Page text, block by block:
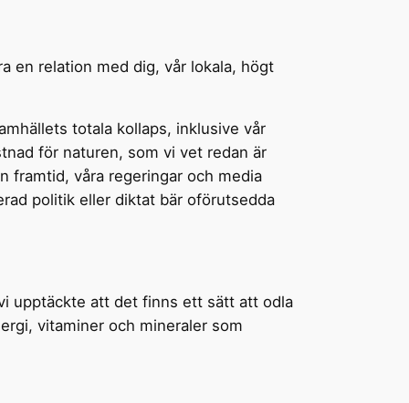
en relation med dig, vår lokala, högt
totala kollaps, inklusive vår
för naturen, som vi vet redan är
framtid, våra regeringar och media
politik eller diktat bär oförutsedda
upptäckte att det finns ett sätt att odla
vitaminer och mineraler som